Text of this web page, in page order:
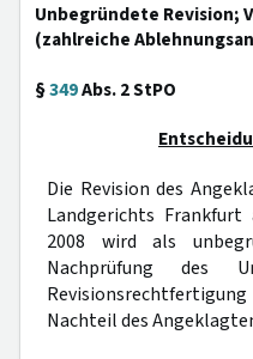
Unbegründete Revision;
(zahlreiche
§349Abs. 2 StPO
Die Revision des
Landgerichts
2008 wird als
Nachprüfung des
Nachteil des